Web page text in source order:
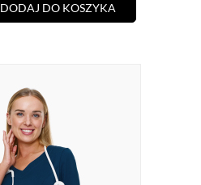
DODAJ DO KOSZYKA